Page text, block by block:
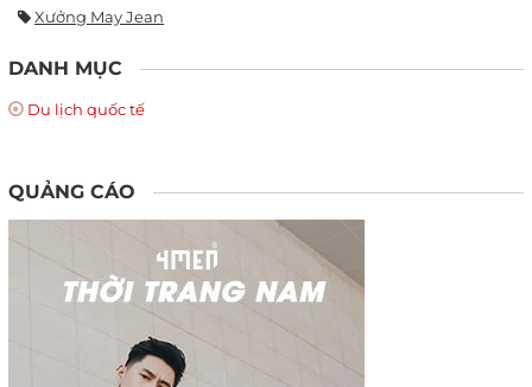
Xưởng May Jean
DANH MỤC
Du lịch quốc tế
QUẢNG CÁO